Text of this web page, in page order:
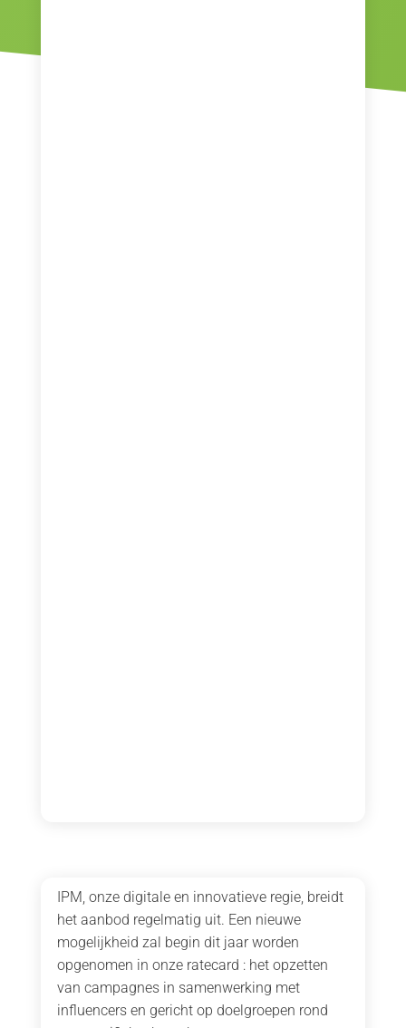
IPM, onze digitale en innovatieve regie, breidt
het aanbod regelmatig uit. Een nieuwe
mogelijkheid zal begin dit jaar worden
opgenomen in onze ratecard : het opzetten
van campagnes in samenwerking met
influencers en gericht op doelgroepen rond